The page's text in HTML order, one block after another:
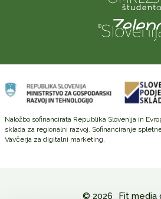
Naložbo sofinancirata Republika Slovenija in
sklada za regionalni razvoj. Sofinanciranje
Vavčerja za digitalni marketing.
© 2026 Fit media